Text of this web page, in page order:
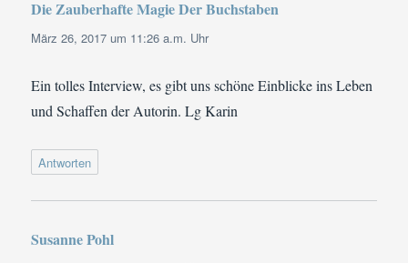
Die Zauberhafte Magie Der Buchstaben
März 26, 2017 um 11:26 a.m. Uhr
Ein tolles Interview, es gibt uns schöne Einblicke ins Leben
und Schaffen der Autorin. Lg Karin
Antworten
Susanne Pohl